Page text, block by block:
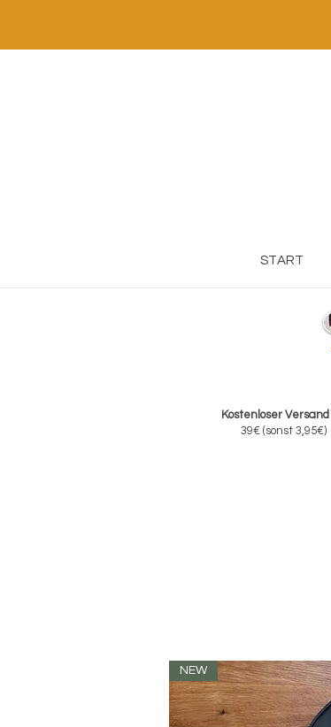
START
Kostenloser Versand
39€ (sonst 3,95€)
NEW